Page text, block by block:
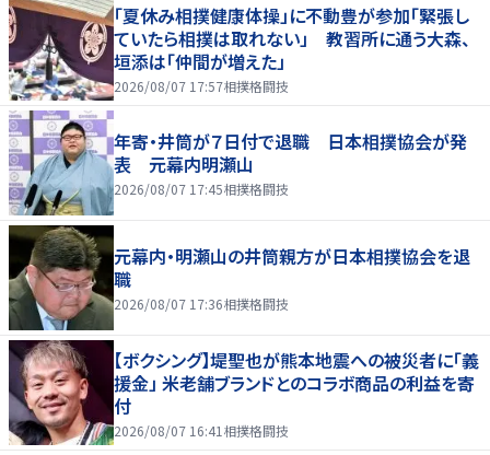
「夏休み相撲健康体操」に不動豊が参加「緊張し
ていたら相撲は取れない」 教習所に通う大森、
垣添は「仲間が増えた」
2026/08/07 17:57相撲格闘技
年寄・井筒が７日付で退職 日本相撲協会が発
表 元幕内明瀬山
2026/08/07 17:45相撲格闘技
元幕内・明瀬山の井筒親方が日本相撲協会を退
職
2026/08/07 17:36相撲格闘技
【ボクシング】堤聖也が熊本地震への被災者に「義
援金」 米老舗ブランドとのコラボ商品の利益を寄
付
2026/08/07 16:41 相撲格闘技